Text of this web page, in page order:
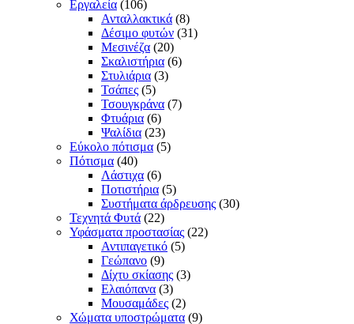
Εργαλεία (106)
Ανταλλακτικά (8)
Δέσιμο φυτών (31)
Μεσινέζα (20)
Σκαλιστήρια (6)
Στυλιάρια (3)
Τσάπες (5)
Τσουγκράνα (7)
Φτυάρια (6)
Ψαλίδια (23)
Εύκολο πότισμα (5)
Πότισμα (40)
Λάστιχα (6)
Ποτιστήρια (5)
Συστήματα άρδρευσης (30)
Τεχνητά Φυτά (22)
Υφάσματα προστασίας (22)
Αντιπαγετικό (5)
Γεώπανο (9)
Δίχτυ σκίασης (3)
Ελαιόπανα (3)
Μουσαμάδες (2)
Χώματα υποστρώματα (9)